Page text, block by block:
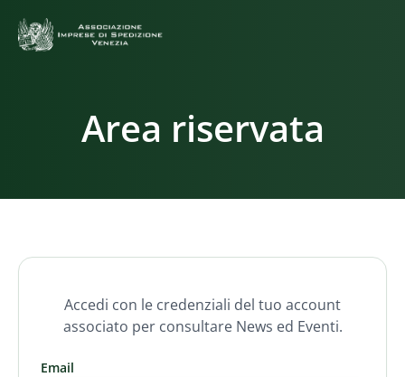
Area riservata
Accedi con le credenziali del tuo account
associato per consultare News ed Eventi.
Email